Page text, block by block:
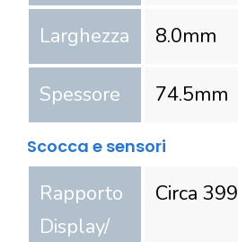
Larghezza 8.0mm
Spessore 74.5mm
Scocca e sensori
Rapporto
Display/
Circa 399